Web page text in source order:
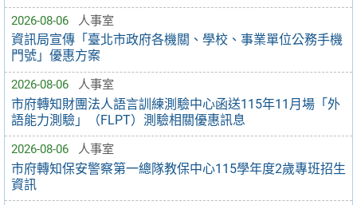
2026-08-06 人事室
資訊局宣傳「臺北市政府各機關、學校、事業單位公務手機
門號」優惠方案
2026-08-06 人事室
市府轉知財團法人語言訓練測驗中心函送115年11月場「外
語能力測驗」（FLPT）測驗相關優惠訊息
2026-08-06 人事室
市府轉知保安警察第一總隊教保中心115學年度2歲專班招生
資訊